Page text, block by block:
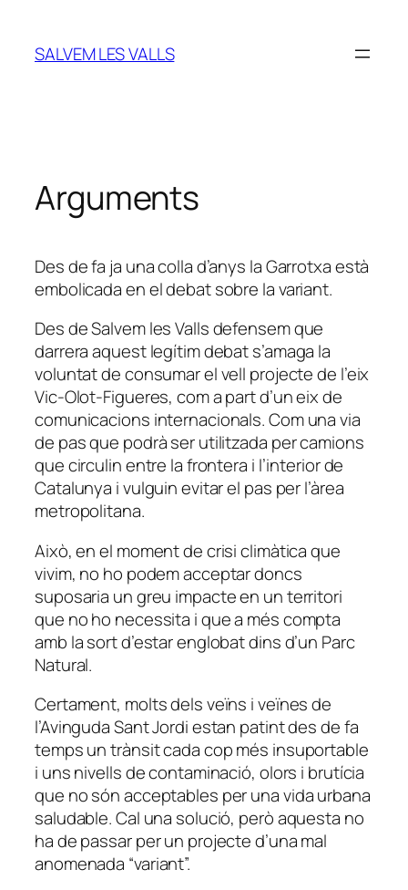
contingut
SALVEM LES VALLS
Arguments
Des de fa ja una colla d’anys la Garrotxa està
embolicada en el debat sobre la variant.
Des de Salvem les Valls defensem que
darrera aquest legítim debat s’amaga la
voluntat de consumar el vell projecte de l’eix
Vic-Olot-Figueres, com a part d’un eix de
comunicacions internacionals. Com una via
de pas que podrà ser utilitzada per camions
que circulin entre la frontera i l’interior de
Catalunya i vulguin evitar el pas per l’àrea
metropolitana.
Això, en el moment de crisi climàtica que
vivim, no ho podem acceptar doncs
suposaria un greu impacte en un territori
que no ho necessita i que a més compta
amb la sort d’estar englobat dins d’un Parc
Natural.
Certament, molts dels veïns i veïnes de
l’Avinguda Sant Jordi estan patint des de fa
temps un trànsit cada cop més insuportable
i uns nivells de contaminació, olors i brutícia
que no són acceptables per una vida urbana
saludable. Cal una solució, però aquesta no
ha de passar per un projecte d’una mal
anomenada “variant”.